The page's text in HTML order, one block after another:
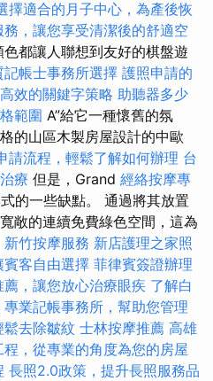
擇適合的月子中心，為產後恢
務，讓您享受清潔後的舒適空
都讓人聯想到友好的棋盤遊
記帳士事務所選擇 護照申請的
高效的關鍵字策略 助聽器多少
範圍 A”給它一種懷舊的氛
的山區木製房屋設計的中歐
請流程，輕鬆了解如何辦理 台
療 但是，Grand 經絡按摩專
的一些缺點。 通過將其放置
敞的連續免費綠色空間，這為
新竹按摩服務 新店護理之家照
賓客自由選擇 菲律賓簽證辦理
，讓您放心治療眼疾 了解白
專業記帳事務所，幫助您管理
鬆去除皺紋 士林按摩推薦 高雄
程，從專業的角度為您的房屋
長照2.0政策，提升長照服務品